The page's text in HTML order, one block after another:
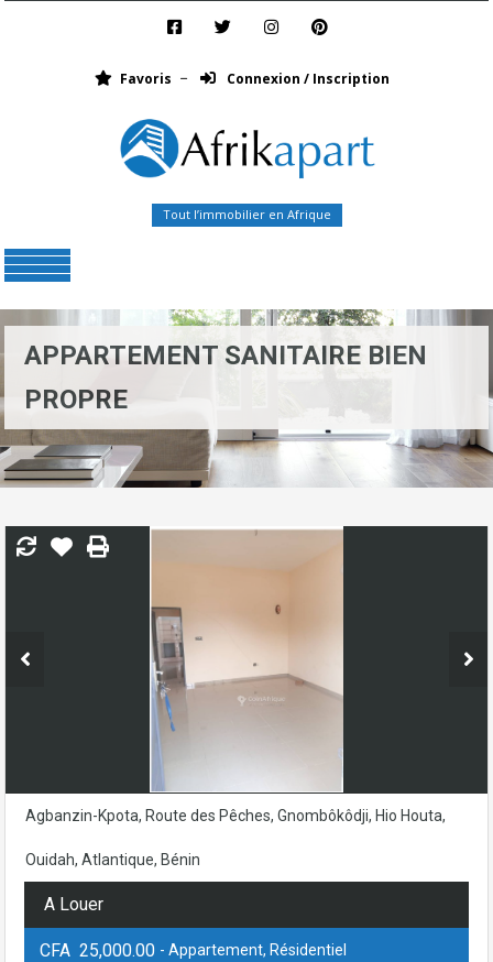
Favoris Connexion / Inscription
Tout l’immobilier en Afrique
APPARTEMENT SANITAIRE BIEN
PROPRE
Agbanzin-Kpota, Route des Pêches, Gnombôkôdji, Hio Houta,
Ouidah, Atlantique, Bénin
A Louer
CFA 25,000.00 - Appartement, Résidentiel